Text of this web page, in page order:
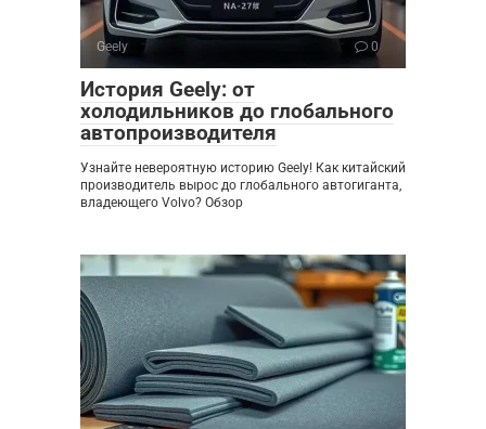
Geely 0
История Geely: от
холодильников до глобального
автопроизводителя
Узнайте невероятную историю Geely! Как китайский
производитель вырос до глобального автогиганта,
владеющего Volvo? Обзор